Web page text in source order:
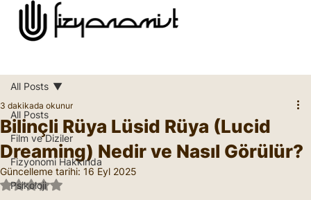
All Posts
Film ve Diziler
Fizyonomi Hakkında
Psikoloji
All Posts
Bilinçli Rüya Lüsid Rüya (Lucid
Dreaming) Nedir ve Nasıl Görülür?
3 dakikada okunur
Güncelleme tarihi: 16 Eyl 2025
5 üzerinden NaN yıldız